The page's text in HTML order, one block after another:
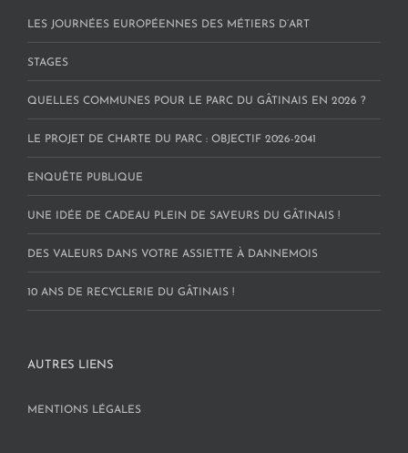
LES JOURNÉES EUROPÉENNES DES MÉTIERS D’ART
STAGES
QUELLES COMMUNES POUR LE PARC DU GÂTINAIS EN 2026 ?
LE PROJET DE CHARTE DU PARC : OBJECTIF 2026-2041
ENQUÊTE PUBLIQUE
UNE IDÉE DE CADEAU PLEIN DE SAVEURS DU GÂTINAIS !
DES VALEURS DANS VOTRE ASSIETTE À DANNEMOIS
10 ANS DE RECYCLERIE DU GÂTINAIS !
AUTRES LIENS
MENTIONS LÉGALES